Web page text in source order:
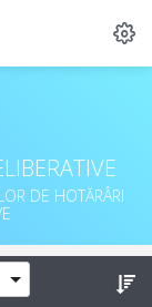
DE HOTĂRÂRI